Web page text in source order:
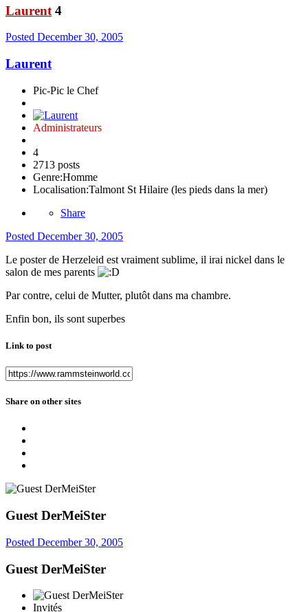
Laurent 4
Posted December 30, 2005
Laurent
Pic-Pic le Chef
Administrateurs
4
2713 posts
Genre:Homme
Localisation:Talmont St Hilaire (les pieds dans la mer)
Share
Posted December 30, 2005
Le poster de Herzeleid est vraiment sublime, il irai nickel dans le
salon de mes parents
Par contre, celui de Mutter, plutôt dans ma chambre.
Enfin bon, ils sont superbes
Link to post
Share on other sites
Guest DerMeiSter
Posted December 30, 2005
Guest DerMeiSter
Invités